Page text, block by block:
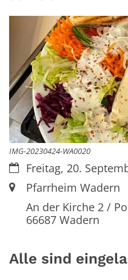
IMG-20230424-WA0020
Datum:Freitag, 20.
Ort:Pfarrheim Wadern
An der Kirche 2 /
66687Wadern
Alle sind